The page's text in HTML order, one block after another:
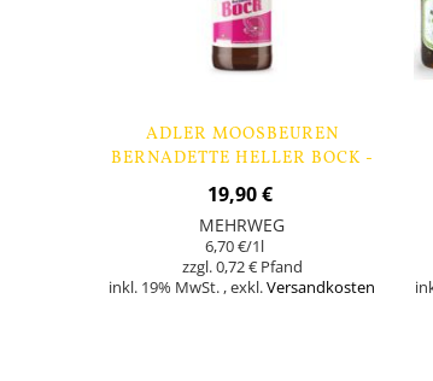
ADLER MOOSBEUREN
BERNADETTE HELLER BOCK -
9 FLASCHEN
19,90 €
MEHRWEG
6,70 €/1l
0,72 €
inkl. 19% MwSt. ,exkl.Versandkosten